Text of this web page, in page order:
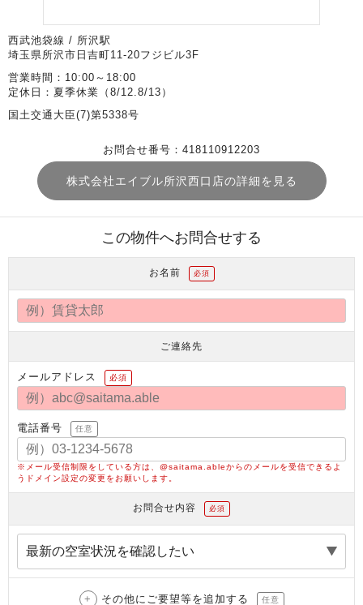
西武池袋線 / 所沢駅
埼玉県所沢市日吉町11-20フジビル3F
営業時間：10:00～18:00
定休日：夏季休業（8/12.8/13）
国土交通大臣(7)第5338号
お問合せ番号：418110912203
株式会社エイブル所沢西口店の詳細を見る
この物件へお問合せする
お名前 必須
ご連絡先
メールアドレス 必須
電話番号 任意
※メール受信制限をしている方は、@saitama.ableからのメールを受信できるよ
うドメイン設定の変更をお願いします。
お問合せ内容 必須
その他にご要望等を追加する 任意